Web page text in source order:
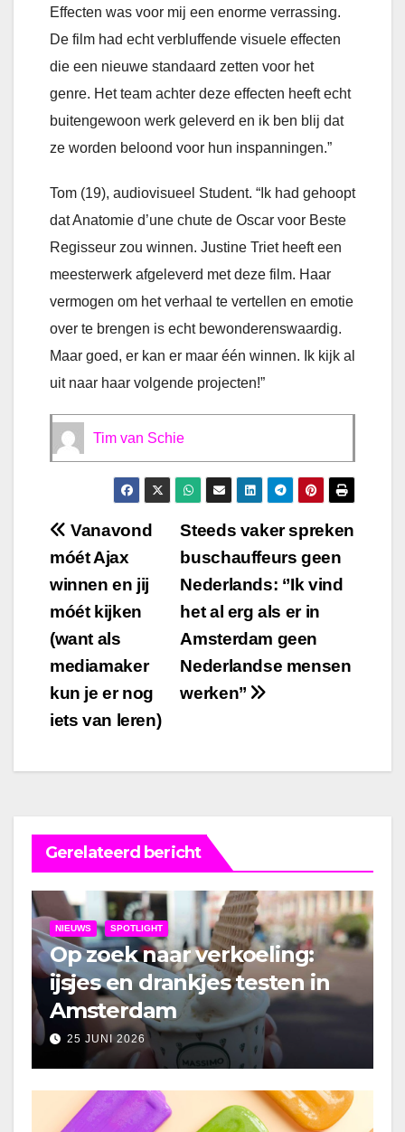
Effecten was voor mij een enorme verrassing.
De film had echt verbluffende visuele effecten
die een nieuwe standaard zetten voor het
genre. Het team achter deze effecten heeft echt
buitengewoon werk geleverd en ik ben blij dat
ze worden beloond voor hun inspanningen.”
Tom (19), audiovisueel Student. “Ik had gehoopt
dat Anatomie d’une chute de Oscar voor Beste
Regisseur zou winnen. Justine Triet heeft een
meesterwerk afgeleverd met deze film. Haar
vermogen om het verhaal te vertellen en emotie
over te brengen is echt bewonderenswaardig.
Maar goed, er kan er maar één winnen. Ik kijk al
uit naar haar volgende projecten!”
Tim van Schie
Bericht
navigatie
Steeds vaker spreken
buschauffeurs geen
Nederlands: ‘’Ik vind
het al erg als er in
Amsterdam geen
Nederlandse mensen
werken’’
Vanavond
móét Ajax
winnen en jij
móét kijken
(want als
mediamaker
kun je er nog
iets van leren)
Gerelateerd bericht
NIEUWS SPOTLIGHT
Op zoek naar verkoeling:
ijsjes en drankjes testen in
Amsterdam
25 JUNI 2026